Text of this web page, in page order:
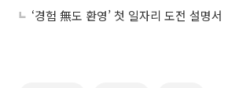
‘경험 無도 환영’ 첫 일자리 도전 설명서